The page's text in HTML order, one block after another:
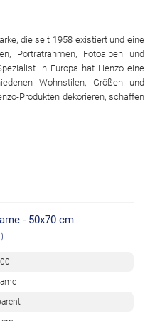
die seit 1958 existiert und eine
Porträtrahmen, Fotoalben und
in Europa hat Henzo eine
Wohnstilen, Größen und
Produkten dekorieren, schaffen
- 50x70 cm